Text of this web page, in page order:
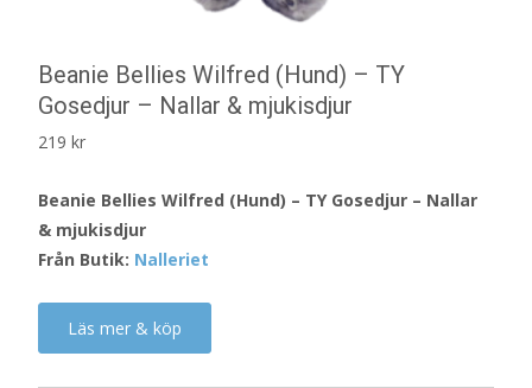
Beanie Bellies Wilfred (Hund) – TY
Gosedjur – Nallar & mjukisdjur
219 kr
Beanie Bellies Wilfred (Hund) – TY Gosedjur – Nallar
& mjukisdjur
Från Butik: Nalleriet
Läs mer & köp